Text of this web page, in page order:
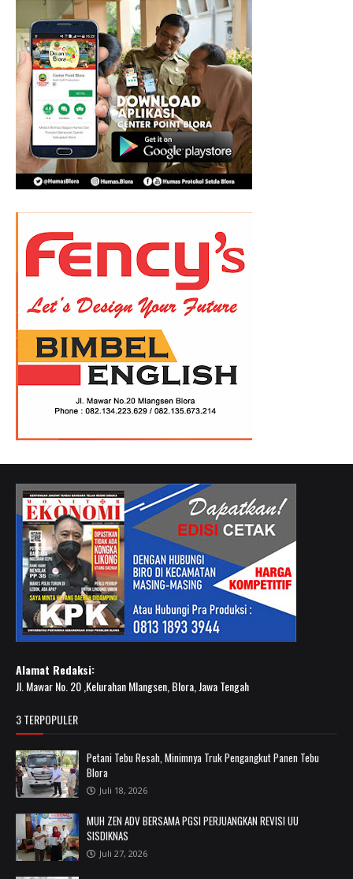
Alamat Redaksi:
Jl. Mawar No. 20 ,Kelurahan Mlangsen, Blora, Jawa Tengah
3 TERPOPULER
Petani Tebu Resah, Minimnya Truk Pengangkut Panen Tebu
Blora
Juli 18, 2026
MUH ZEN ADV BERSAMA PGSI PERJUANGKAN REVISI UU
SISDIKNAS
Juli 27, 2026